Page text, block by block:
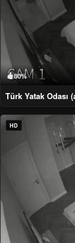
80%
Türk Yatak Odası
HD